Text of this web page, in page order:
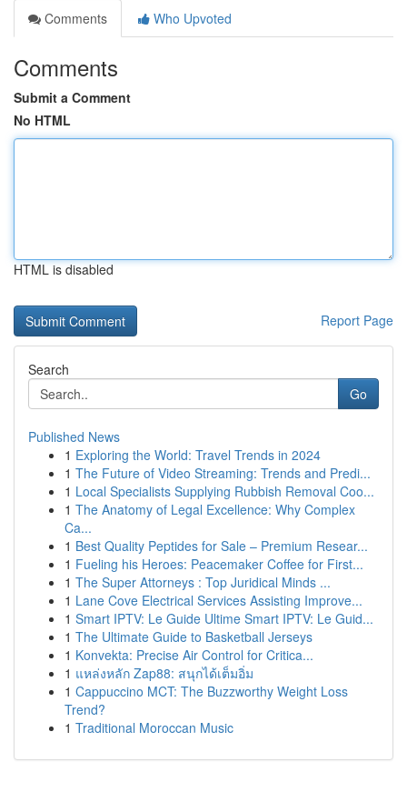
Comments
Who Upvoted
Comments
Submit a Comment
No HTML
HTML is disabled
Report Page
Search
Go
Published News
1 Exploring the World: Travel Trends in 2024
1 The Future of Video Streaming: Trends and Predi...
1 Local Specialists Supplying Rubbish Removal Coo...
1 The Anatomy of Legal Excellence: Why Complex
Ca...
1 Best Quality Peptides for Sale – Premium Resear...
1 Fueling his Heroes: Peacemaker Coffee for First...
1 The Super Attorneys : Top Juridical Minds ...
1 Lane Cove Electrical Services Assisting Improve...
1 Smart IPTV: Le Guide Ultime Smart IPTV: Le Guid...
1 The Ultimate Guide to Basketball Jerseys
1 Konvekta: Precise Air Control for Critica...
1 แหล่งหลัก Zap88: สนุกได้เต็มอิ่ม
1 Cappuccino MCT: The Buzzworthy Weight Loss
Trend?
1 Traditional Moroccan Music